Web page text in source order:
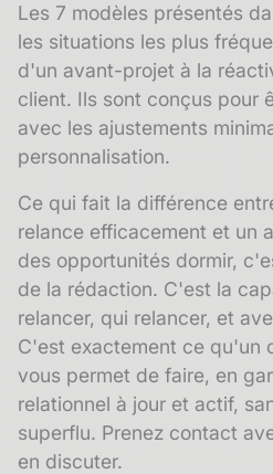
Les 7 modèles présentés
les situations les plus
d'un avant-projet à la
client. Ils sont conçus pour
avec les ajustements
personnalisation.
Ce qui fait la différence
relance efficacement et un
des opportunités dormir,
de la rédaction. C'est la
relancer, qui relancer, et
C'est exactement ce qu'un
vous permet de faire, en
relationnel à jour et actif,
superflu. Prenez contact
en discuter.